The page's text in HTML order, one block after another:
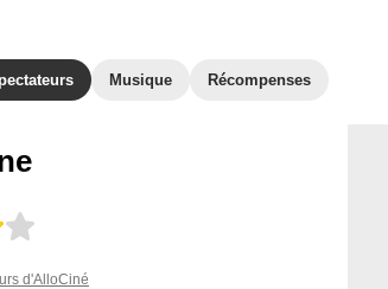
Musique Récompenses
d'AlloCiné